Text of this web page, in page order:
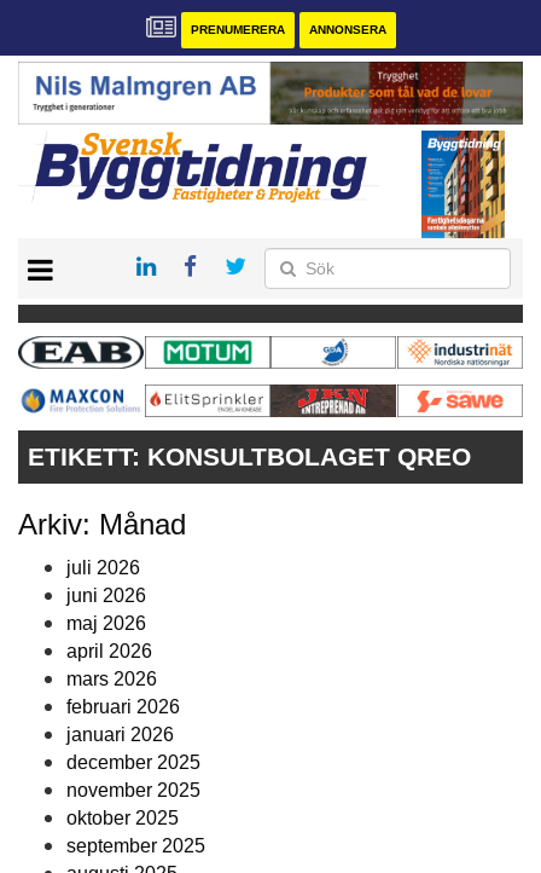
PRENUMERERA ANNONSERA
PRENUMERERA
VÅRA ANDRA MAGASIN
ANNONSERA
ETIKETT: KONSULTBOLAGET QREO
Arkiv: Månad
juli 2026
juni 2026
maj 2026
april 2026
mars 2026
februari 2026
januari 2026
december 2025
november 2025
oktober 2025
september 2025